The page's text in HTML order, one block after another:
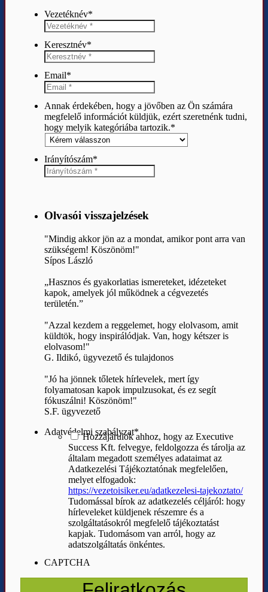
Vezetéknév*
Keresztnév*
Email*
Annak érdekében, hogy a jövőben az Ön számára
megfelelő információt küldjük, ezért szeretnénk tudni,
hogy melyik kategóriába tartozik.*
Irányítószám*
Olvasói visszajelzések
"Mindig akkor jön az a mondat, amikor pont arra van
szükségem! Köszönöm!"
Sípos László
„Hasznos és gyakorlatias ismereteket, idézeteket
kapok, amelyek jól működnek a cégvezetés
területén.”
"Azzal kezdem a reggelemet, hogy elolvasom, amit
küldtök, hogy inspirálódjak. Van, hogy kétszer is
elolvasom!"
G. Ildikó, ügyvezető és tulajdonos
"Jó ha jönnek tőletek hírlevelek, mert így
folyamatosan kapok impulzusokat, és ez segít
fókuszálni! Köszönöm!"
S.F. ügyvezető
Adatvédelmi szabályzat*
Hozzájárulok ahhoz, hogy az Executive
Success Kft. felvegye, feldolgozza és tárolja az
általam megadott személyes adataimat az
Adatkezelési Tájékoztatónak megfelelően,
melyet elfogadok:
https://vezetoisiker.eu/adatkezelesi-tajekoztato/
Tudomással bírok az adatkezelés céljáról: hogy
hírleveleket küldjenek részemre és a
szolgáltatásokról megfelelő tájékoztatást
kapjak. Tudomásom van arról, hogy az
adatszolgáltatás önkéntes.
CAPTCHA